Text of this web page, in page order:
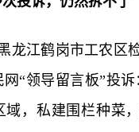
江鹤岗市工农区
网“领导留言板”投
域，私建围栏种菜